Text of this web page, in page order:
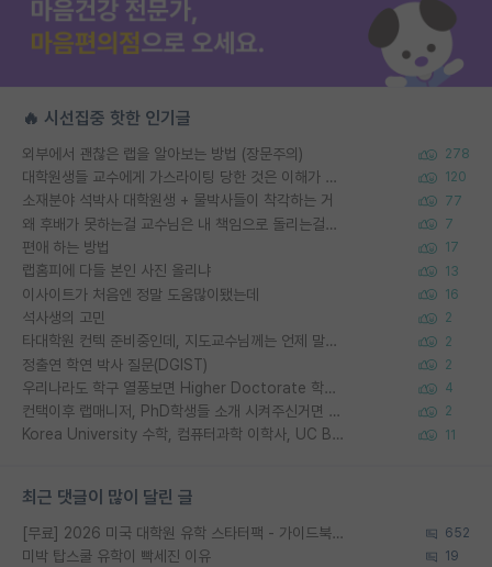
🔥 시선집중 핫한 인기글
외부에서 괜찮은 랩을 알아보는 방법 (장문주의) 278
대학원생들 교수에게 가스라이팅 당한 것은 이해가 갑니다. 안타깝네요. 120
소재분야 석박사 대학원생 + 물박사들이 착각하는 거 77
왜 후배가 못하는걸 교수님은 내 책임으로 돌리는걸까요? 7
편애 하는 방법 17
랩홈피에 다들 본인 사진 올리냐 13
이사이트가 처음엔 정말 도움많이됐는데 16
석사생의 고민 2
타대학원 컨텍 준비중인데, 지도교수님께는 언제 말씀드려야 할까요? 2
정출연 학연 박사 질문(DGIST) 2
우리나라도 학구 열풍보면 Higher Doctorate 학위가 필요하다고 봅니다. 4
컨택이후 랩매니저, PhD학생들 소개 시켜주신거면 거의 컨펌에 가깝나요? 2
Korea University 수학, 컴퓨터과학 이학사, UC Berkeley 산업공학 대학원 공학박사가 되는 것은 쉽지 않겠죠? 11
최근 댓글이 많이 달린 글
[무료] 2026 미국 대학원 유학 스타터팩 - 가이드북 & 합격자 컨택메일 템플릿 652
미박 탑스쿨 유학이 빡세진 이유 19